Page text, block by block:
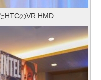
HTCのVR HMD